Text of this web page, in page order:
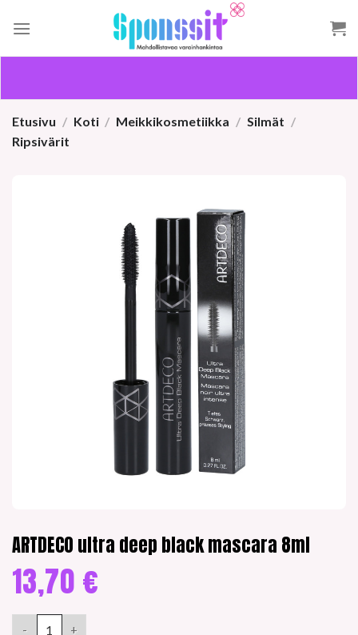
Etusivu / Koti / Meikkikosmetiikka / Silmät /
Ripsivärit
ARTDECO ultra deep black mascara 8ml
13,70 €